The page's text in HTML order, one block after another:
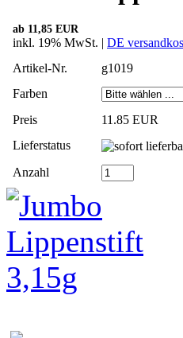
ab 11,85 EUR
inkl. 19% MwSt. | DE
Artikel-Nr.
g1019
Farben
Preis
11.85 EUR
Lieferstatus
Anzahl